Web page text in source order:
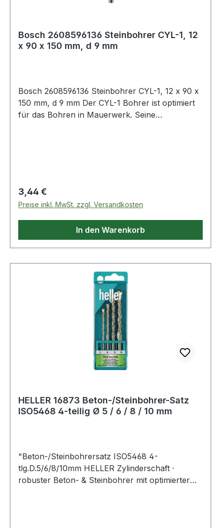
Bosch 2608596136 Steinbohrer CYL-1, 12
x 90 x 150 mm, d 9 mm
Bosch 2608596136 Steinbohrer CYL-1, 12 x 90 x
150 mm, d 9 mm Der CYL-1 Bohrer ist optimiert
für das Bohren in Mauerwerk. Seine
ist kompatibel mit Schlagbohrern. Durchmesser
(D) mm: 12,00, Arbeitslänge (L1) mm: 90,
Gesamtlänge (L2) mm: 150 Weitere Produkte im
Bereich Steinbohrer
Regulärer Preis:
3,44 €
Preise inkl. MwSt. zzgl. Versandkosten
In den Warenkorb
HELLER 16873 Beton-/Steinbohrer-Satz
ISO5468 4-teilig Ø 5 / 6 / 8 / 10 mm
"Beton-/Steinbohrersatz ISO5468 4-
tlg.D.5/6/8/10mm HELLER Zylinderschaft ·
robuster Beton- & Steinbohrer mit optimierter